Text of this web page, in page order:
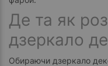
Де та як
дзеркало
Обираючи дзеркало